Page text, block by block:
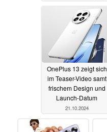
OnePlus 13 zeigt sich
im Teaser-Video samt
frischem Design und
Launch-Datum
21.10.2024